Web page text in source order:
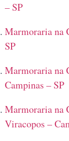
– SP
Marmoraria na
SP
Marmoraria na
Campinas – SP
Marmoraria na
Viracopos –